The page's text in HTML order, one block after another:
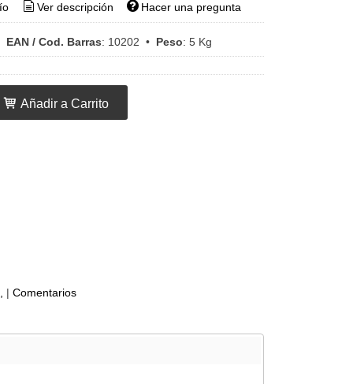
Ver descripción Hacer una pregunta
EAN / Cod. Barras: 10202 • Peso: 5 Kg
Añadir a Carrito
| Comentarios